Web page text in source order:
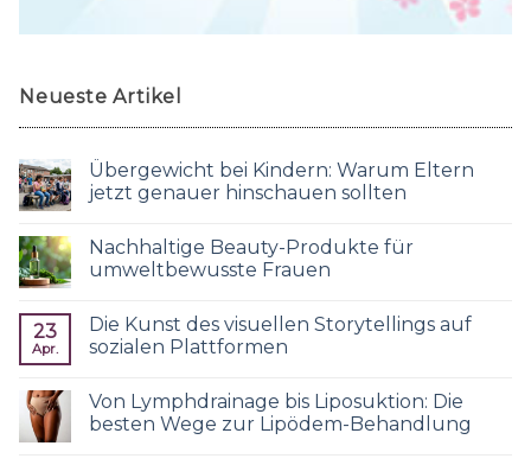
Neueste Artikel
Übergewicht bei Kindern: Warum Eltern
jetzt genauer hinschauen sollten
Nachhaltige Beauty-Produkte für
umweltbewusste Frauen
23
Apr.
Die Kunst des visuellen Storytellings auf
sozialen Plattformen
Von Lymphdrainage bis Liposuktion: Die
besten Wege zur Lipödem-Behandlung